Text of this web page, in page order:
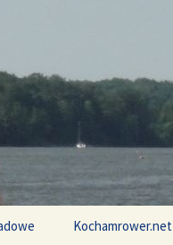
Kochamrower.net